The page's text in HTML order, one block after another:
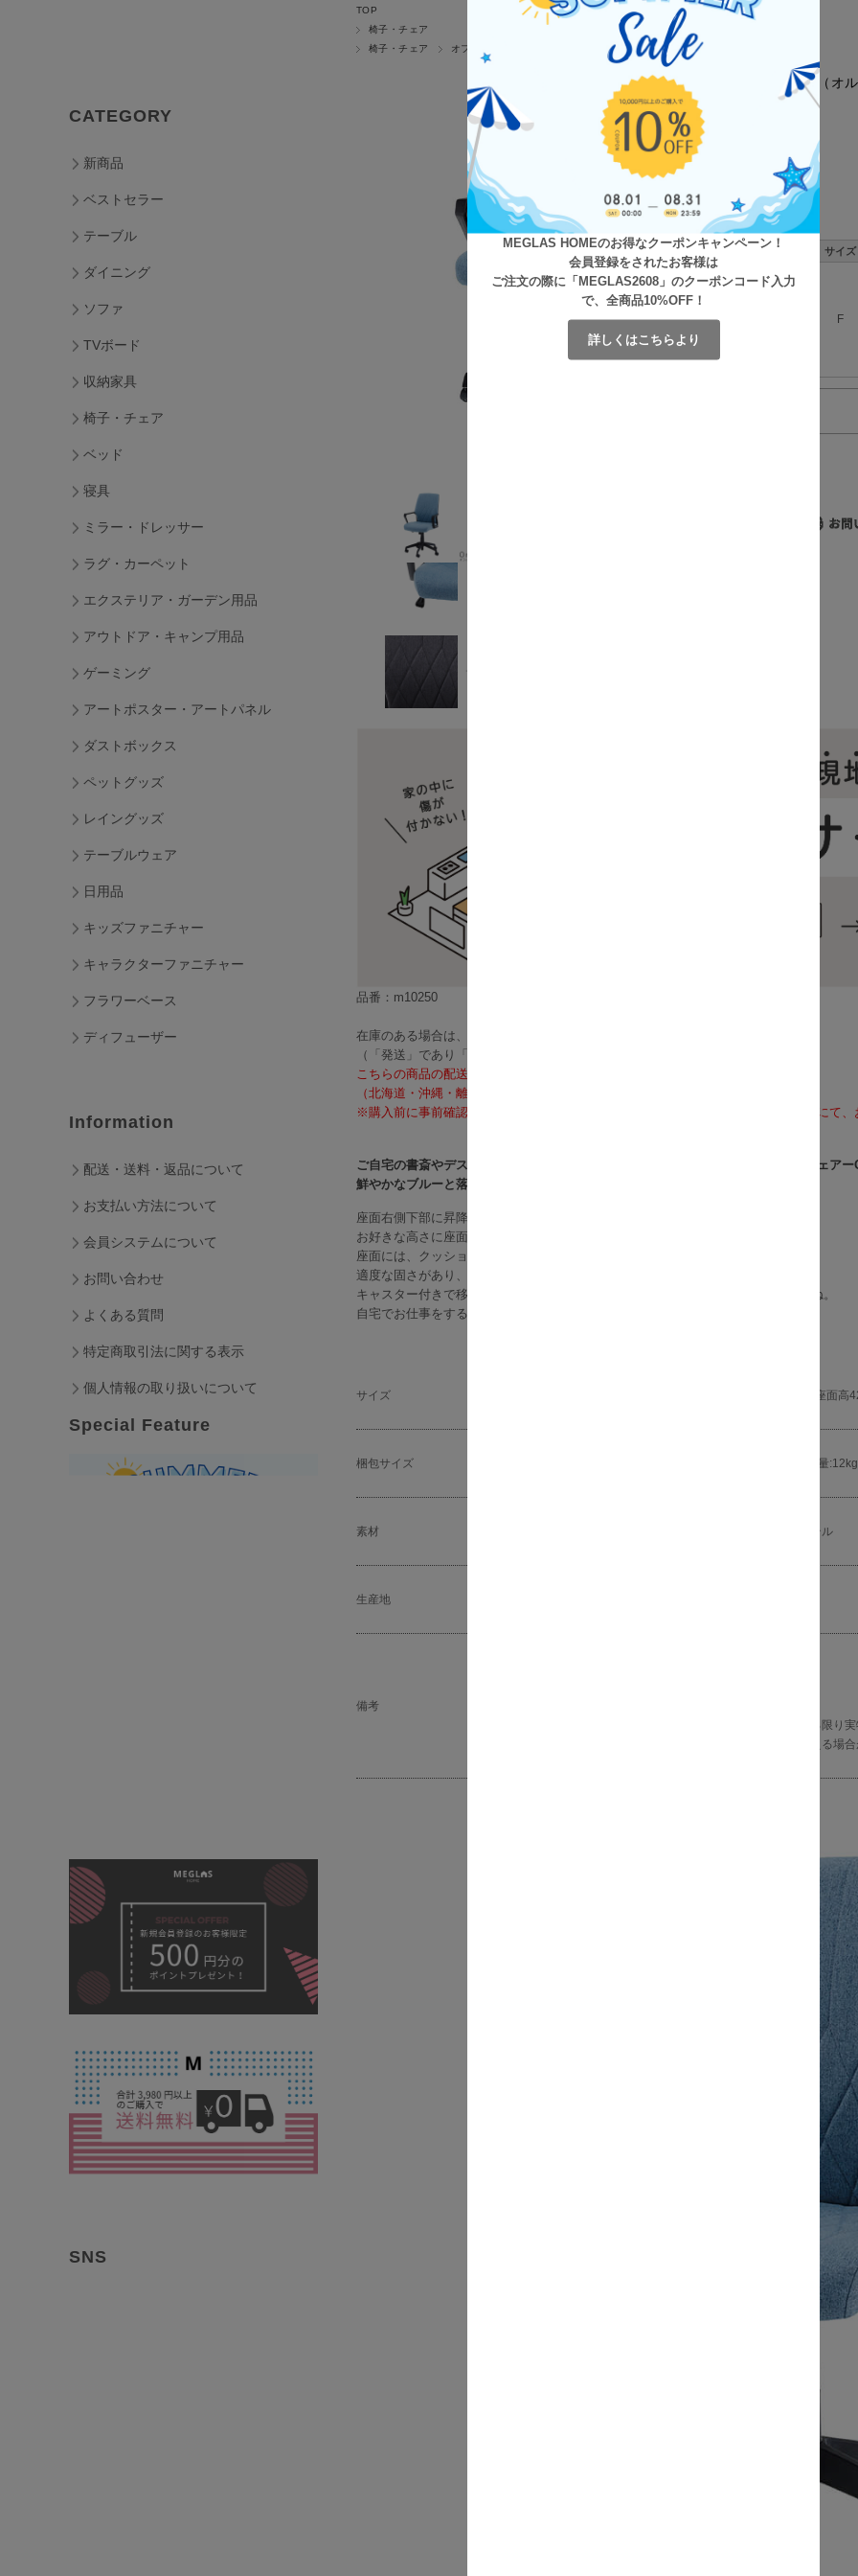
MEGLAS HOMEのお得なクーポンキャンペーン！
会員登録をされたお客様は
ご注文の際に「MEGLAS2608」のクーポンコード入力
で、全商品10%OFF！
詳しくはこちらより
TOP
椅子・チェア
椅子・チェア
オフィスチェア
Orfe（オ
数量:
サイズ
F
品番：m10250
在庫のある場合は、2～4営業日で発送いたします。
（「発送」であり「お届け」ではございませんのでご注意ください）
こちらの商品の配送料は無料となります。
（北海道・沖縄・離島への配送は、送料別途お見積りとなります）
※購入前に事前確認も可能となりますので、お電話（075-366-3835）またはメールにて、
ご自宅の書斎やデスクワークに最適なシンプルなフォルムが特徴の肘付オフィスチェアー
鮮やかなブルーと落ち着いたグレーの2色展開。
座面右側下部に昇降レバーがあり、座面高を42～52cmまで調節が可能です。
お好きな高さに座面を調節できるので、デスクワークにぴったり。
座面には、クッション材として評価が高いポリプロピレンを採用。
適度な固さがあり、長時間座っていても疲れにくいのが特徴です。
キャスター付きで移動も楽々♪肘付もついており、ちょっとした休憩に重宝しますね。
自宅でお仕事をする方におすすめしたいオフィスチェアーです。
サイズ 幅59cm×奥行63cm×高さ91～101cm（座面高
梱包サイズ 幅68cm×奥行28cm×高さ56cm、梱包重量:12kg
素材 ポリプロピレン、ナイロン、ポリエステル
生産地
備考
※商品の色味に関してましては、できる限り
発色によりまして、実物と異なって見える場合
CATEGORY
新商品
ベストセラー
テーブル
ダイニング
ソファ
TVボード
収納家具
椅子・チェア
ベッド
寝具
ミラー・ドレッサー
ラグ・カーペット
エクステリア・ガーデン用品
アウトドア・キャンプ用品
ゲーミング
アートポスター・アートパネル
ダストボックス
ペットグッズ
レイングッズ
テーブルウェア
日用品
キッズファニチャー
キャラクターファニチャー
フラワーベース
ディフューザー
Information
配送・送料・返品について
お支払い方法について
会員システムについて
お問い合わせ
よくある質問
特定商取引法に関する表示
個人情報の取り扱いについて
Special Feature